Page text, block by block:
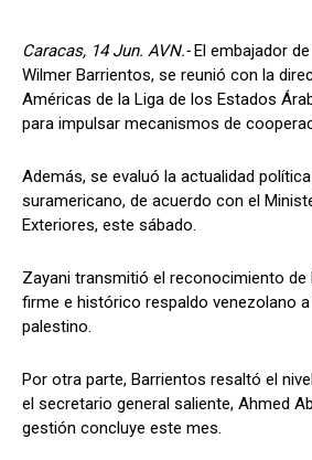
Caracas, 14 Jun. AVN.- El embajador
Wilmer Barrientos, se reunió con la
Américas de la Liga de los Estados
para impulsar mecanismos de
Además, se evaluó la actualidad
suramericano, de acuerdo con el
Exteriores, este sábado.
Zayani transmitió el reconocimiento de
firme e histórico respaldo venezolano
palestino.
Por otra parte, Barrientos resaltó el
el secretario general saliente, Ahmed
gestión concluye este mes.